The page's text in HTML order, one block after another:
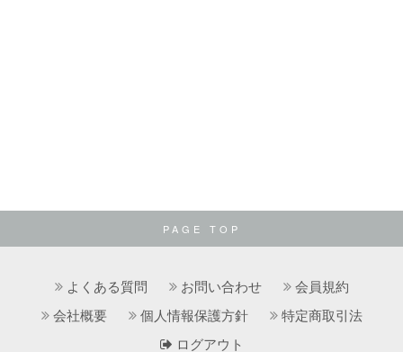
PAGE TOP
よくある質問 お問い合わせ
会員規約
会社概要
個人情報保護方針
特定商取引法
ログアウト